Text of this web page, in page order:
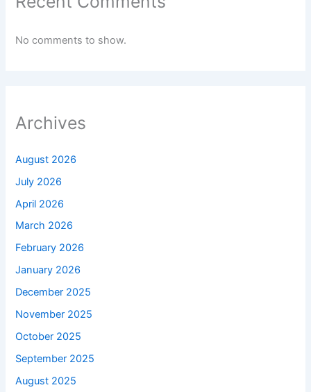
No comments to show.
Archives
August 2026
July 2026
April 2026
March 2026
February 2026
January 2026
December 2025
November 2025
October 2025
September 2025
August 2025